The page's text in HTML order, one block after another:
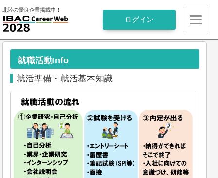
北陸の優良企業掲載中！
就職活動Info
就活準備・就活基本知識